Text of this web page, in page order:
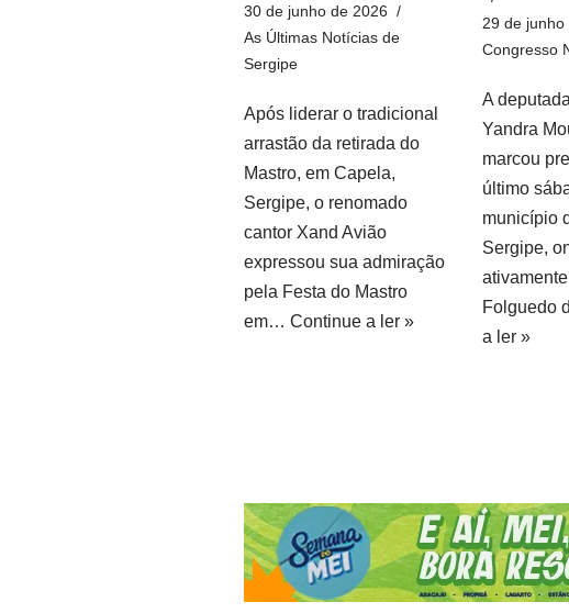
30 de junho de 2026
As Últimas Notícias de
Sergipe
Após liderar o tradicional
arrastão da retirada do
Mastro, em Capela,
Sergipe, o renomado
cantor Xand Avião
expressou sua admiração
pela Festa do Mastro
em… Continue a ler »
29 de junho
Congresso
A
Yandra
marcou
último
município
Sergipe,
Folguedo
a ler »